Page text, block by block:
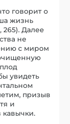
говорит о
жизнь
265). Далее
не
с миром
увидеть
призыв
и